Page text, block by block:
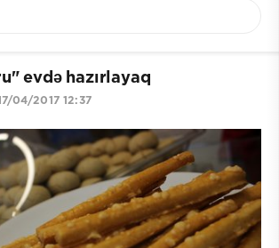
evdə hazırlayaq
04/2017 12:37